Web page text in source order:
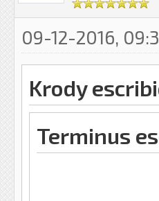
09-12-2016,
Krody
Terminus